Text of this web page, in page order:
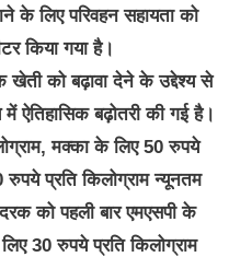
के लिए परिवहन सहायता को
किया गया है।
खेती को बढ़ावा देने के उद्देश्य से
ऐतिहासिक बढ़ोतरी की गई है।
मक्का के लिए 50 रुपये
प्रति किलोग्राम न्यूनतम
को पहली बार एमएसपी के
30 रुपये प्रति किलोग्राम